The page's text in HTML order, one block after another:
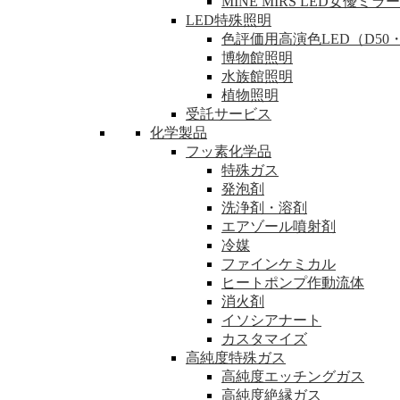
LED特殊照明
色評価用高演色LED（D50
博物館照明
水族館照明
植物照明
受託サービス
化学製品
フッ素化学品
特殊ガス
発泡剤
洗浄剤・溶剤
エアゾール噴射剤
冷媒
ファインケミカル
ヒートポンプ作動流体
消火剤
イソシアナート
カスタマイズ
高純度特殊ガス
高純度エッチングガス
高純度絶縁ガス